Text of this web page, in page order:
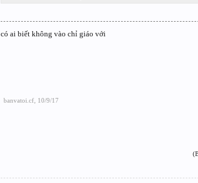
có ai biết không vào chỉ giáo với
banvatoi.cf, 10/9/17